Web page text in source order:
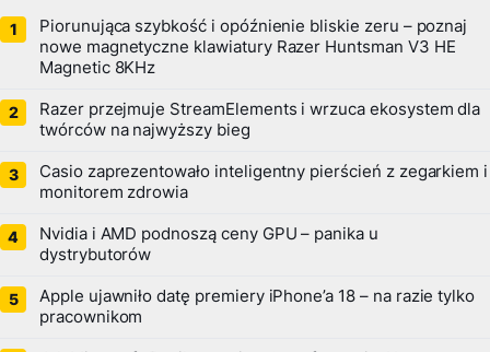
Piorunująca szybkość i opóźnienie bliskie zeru – poznaj
nowe magnetyczne klawiatury Razer Huntsman V3 HE
Magnetic 8KHz
Razer przejmuje StreamElements i wrzuca ekosystem dla
twórców na najwyższy bieg
Casio zaprezentowało inteligentny pierścień z zegarkiem i
monitorem zdrowia
Nvidia i AMD podnoszą ceny GPU – panika u
dystrybutorów
Apple ujawniło datę premiery iPhone’a 18 – na razie tylko
pracownikom